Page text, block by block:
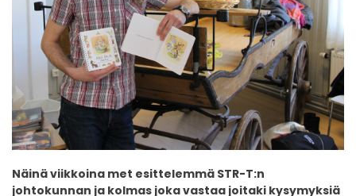
Näinä viikkoina met esittelemmä STR-T:n
johtokunnan ja kolmas joka vastaa joitaki kysymyksiä